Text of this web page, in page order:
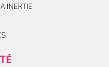
INERTIE